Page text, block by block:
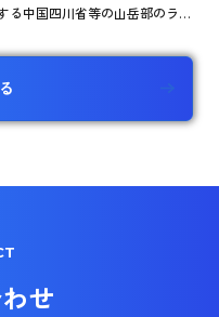
る中国四川省等の山岳部のラン
せ